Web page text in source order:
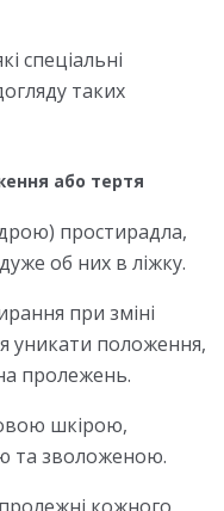
спеціальні
таких
або тертя
простирадла,
об них в ліжку.
при зміні
уникати положення,
пролежень.
шкірою,
та зволоженою.